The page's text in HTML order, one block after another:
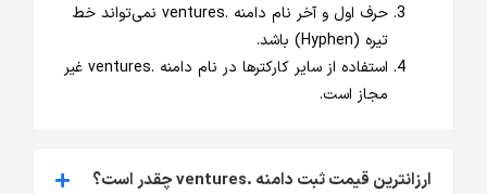
حرف اول و آخر نام دامنه .ventures نمی‌تواند خط
تیره (Hyphen) باشد.
استفاده از سایر کارکترها در نام دامنه .ventures غیر
مجاز است.
ارزانترین قیمت ثبت دامنه .ventures چقدر است؟